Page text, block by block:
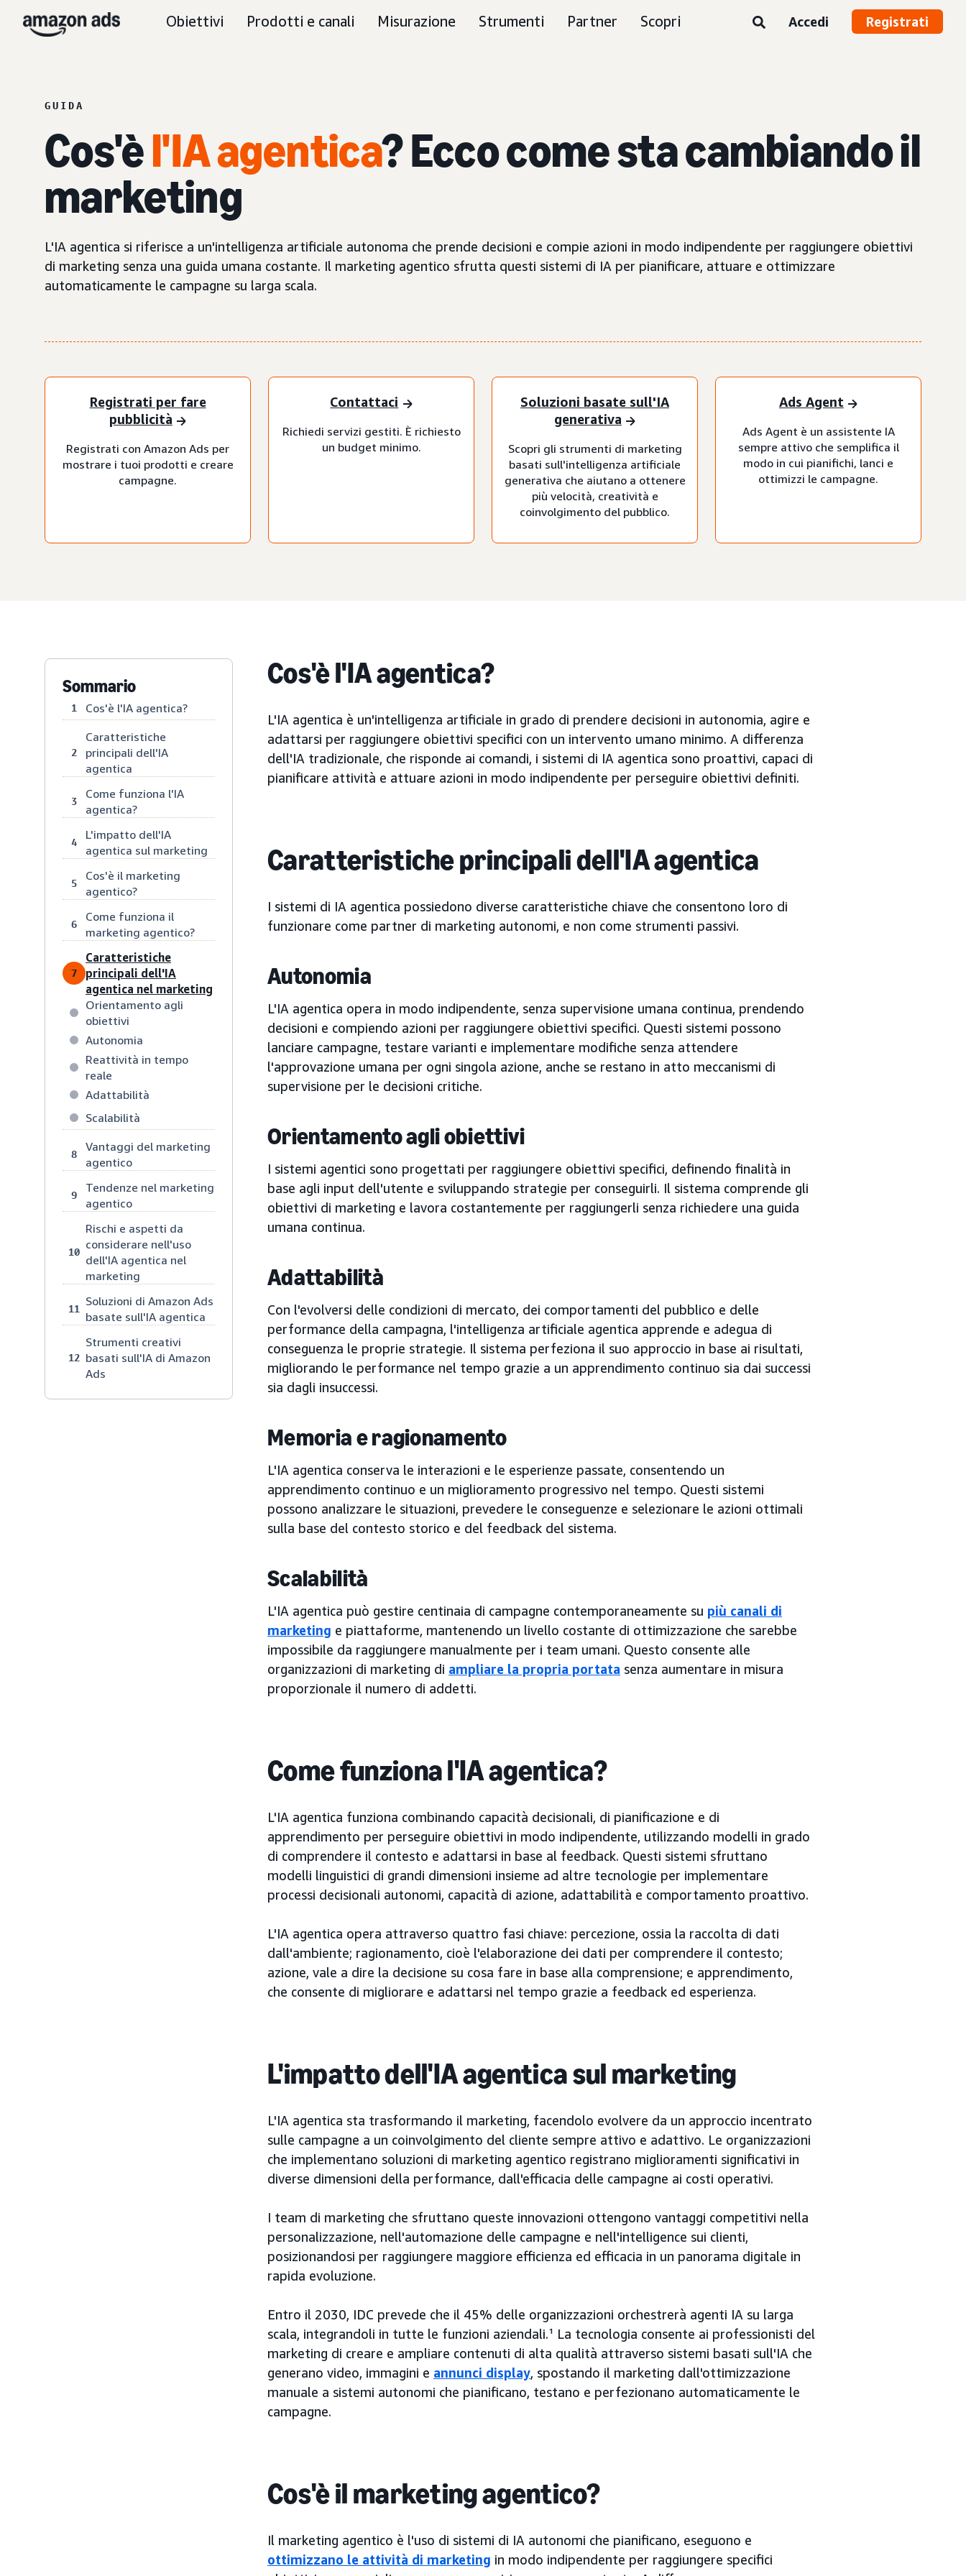
Obiettivi Prodotti e canali Misurazione Strumenti Partner Scopri Accedi Registrati
GUIDA
Cos'èl'IA agentica? Ecco come sta cambiando il
marketing
L'IA agentica si riferisce a un'intelligenza artificiale autonoma che prende decisioni e compie azioni in modo indipendente per raggiungere obiettivi
di marketing senza una guida umana costante. Il marketing agentico sfrutta questi sistemi di IA per pianificare, attuare e ottimizzare
automaticamente le campagne su larga scala.
Registrati per fare
pubblicità
Registrati con Amazon Ads per
mostrare i tuoi prodotti e creare
campagne.
Contattaci
Richiedi servizi gestiti. È richiesto
un budget minimo.
Soluzioni basate sull'IA
generativa
Scopri gli strumenti di marketing
basati sull'intelligenza artificiale
generativa che aiutano a ottenere
più velocità, creatività e
coinvolgimento del pubblico.
Ads Agent
Ads Agent è un assistente IA
sempre attivo che semplifica il
modo in cui pianifichi, lanci e
ottimizzi le campagne.
Sommario
1 Cos'è l'IA agentica?
2
Caratteristiche
principali dell'IA
agentica
3
Come funziona l'IA
agentica?
4
L'impatto dell'IA
agentica sul marketing
5
Cos'è il marketing
agentico?
6
Come funziona il
marketing agentico?
7
Caratteristiche
principali dell'IA
agentica nel marketing
Orientamento agli
obiettivi
Autonomia
Reattività in tempo
reale
Adattabilità
Scalabilità
8
Vantaggi del marketing
agentico
9
Tendenze nel marketing
agentico
10
Rischi e aspetti da
considerare nell'uso
dell'IA agentica nel
marketing
11
Soluzioni di Amazon Ads
basate sull'IA agentica
12
Strumenti creativi
basati sull'IA di Amazon
Ads
Cos'è l'IA agentica?
L'IA agentica è un'intelligenza artificiale in grado di prendere decisioni in autonomia, agire e
adattarsi per raggiungere obiettivi specifici con un intervento umano minimo. A differenza
dell'IA tradizionale, che risponde ai comandi, i sistemi di IA agentica sono proattivi, capaci di
pianificare attività e attuare azioni in modo indipendente per perseguire obiettivi definiti.
Caratteristiche principali dell'IA agentica
I sistemi di IA agentica possiedono diverse caratteristiche chiave che consentono loro di
funzionare come partner di marketing autonomi, e non come strumenti passivi.
Autonomia
L'IA agentica opera in modo indipendente, senza supervisione umana continua, prendendo
decisioni e compiendo azioni per raggiungere obiettivi specifici. Questi sistemi possono
lanciare campagne, testare varianti e implementare modifiche senza attendere
l'approvazione umana per ogni singola azione, anche se restano in atto meccanismi di
supervisione per le decisioni critiche.
Orientamento agli obiettivi
I sistemi agentici sono progettati per raggiungere obiettivi specifici, definendo finalità in
base agli input dell'utente e sviluppando strategie per conseguirli. Il sistema comprende gli
obiettivi di marketing e lavora costantemente per raggiungerli senza richiedere una guida
umana continua.
Adattabilità
Con l'evolversi delle condizioni di mercato, dei comportamenti del pubblico e delle
performance della campagna, l'intelligenza artificiale agentica apprende e adegua di
conseguenza le proprie strategie. Il sistema perfeziona il suo approccio in base ai risultati,
migliorando le performance nel tempo grazie a un apprendimento continuo sia dai successi
sia dagli insuccessi.
Memoria e ragionamento
L'IA agentica conserva le interazioni e le esperienze passate, consentendo un
apprendimento continuo e un miglioramento progressivo nel tempo. Questi sistemi
possono analizzare le situazioni, prevedere le conseguenze e selezionare le azioni ottimali
sulla base del contesto storico e del feedback del sistema.
Scalabilità
L'IA agentica può gestire centinaia di campagne contemporaneamente su più canali di
marketing e piattaforme, mantenendo un livello costante di ottimizzazione che sarebbe
impossibile da raggiungere manualmente per i team umani. Questo consente alle
organizzazioni di marketing di ampliare la propria portata senza aumentare in misura
proporzionale il numero di addetti.
Come funziona l'IA agentica?
L'IA agentica funziona combinando capacità decisionali, di pianificazione e di
apprendimento per perseguire obiettivi in modo indipendente, utilizzando modelli in grado
di comprendere il contesto e adattarsi in base al feedback. Questi sistemi sfruttano
modelli linguistici di grandi dimensioni insieme ad altre tecnologie per implementare
processi decisionali autonomi, capacità di azione, adattabilità e comportamento proattivo.
L'IA agentica opera attraverso quattro fasi chiave: percezione, ossia la raccolta di dati
dall'ambiente; ragionamento, cioè l'elaborazione dei dati per comprendere il contesto;
azione, vale a dire la decisione su cosa fare in base alla comprensione; e apprendimento,
che consente di migliorare e adattarsi nel tempo grazie a feedback ed esperienza.
L'impatto dell'IA agentica sul marketing
L'IA agentica sta trasformando il marketing, facendolo evolvere da un approccio incentrato
sulle campagne a un coinvolgimento del cliente sempre attivo e adattivo. Le organizzazioni
che implementano soluzioni di marketing agentico registrano miglioramenti significativi in
diverse dimensioni della performance, dall'efficacia delle campagne ai costi operativi.
I team di marketing che sfruttano queste innovazioni ottengono vantaggi competitivi nella
personalizzazione, nell'automazione delle campagne e nell'intelligence sui clienti,
posizionandosi per raggiungere maggiore efficienza ed efficacia in un panorama digitale in
rapida evoluzione.
Entro il 2030, IDC prevede che il 45% delle organizzazioni orchestrerà agenti IA su larga
scala, integrandoli in tutte le funzioni aziendali.¹ La tecnologia consente ai professionisti del
marketing di creare e ampliare contenuti di alta qualità attraverso sistemi basati sull'IA che
generano video, immagini e annunci display, spostando il marketing dall'ottimizzazione
manuale a sistemi autonomi che pianificano, testano e perfezionano automaticamente le
campagne.
Cos'è il marketing agentico?
Il marketing agentico è l'uso di sistemi di IA autonomi che pianificano, eseguono e
ottimizzano le attività di marketing in modo indipendente per raggiungere specifici